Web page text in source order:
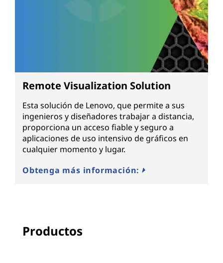
Remote Visualization Solution
Esta solución de Lenovo, que permite a sus
ingenieros y diseñadores trabajar a distancia,
proporciona un acceso fiable y seguro a
aplicaciones de uso intensivo de gráficos en
cualquier momento y lugar.
Obtenga más información:
Productos